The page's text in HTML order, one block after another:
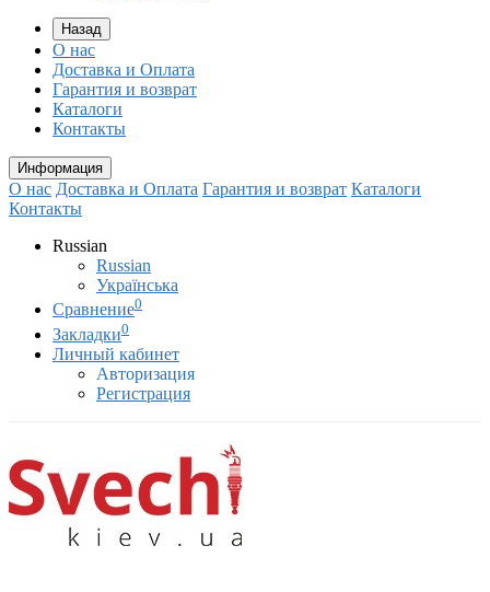
Назад
О нас
Доставка и Оплата
Гарантия и возврат
Каталоги
Контакты
Информация
О нас Доставка и Оплата Гарантия и возврат Каталоги
Контакты
Russian
Russian
Українська
Сравнение0
Закладки0
Личный кабинет
Авторизация
Регистрация